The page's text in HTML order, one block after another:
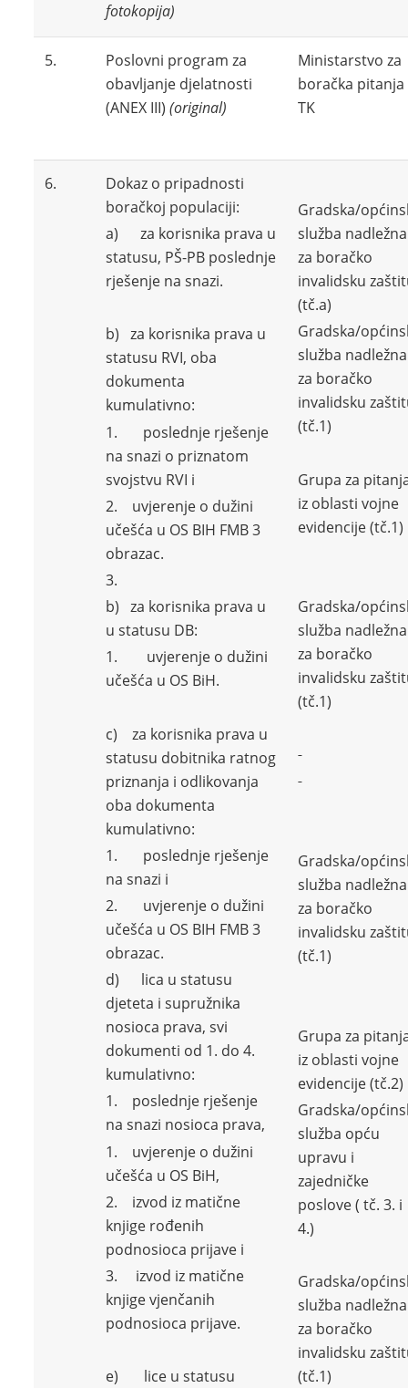
fotokopija)
5.
Poslovni program za
obavljanje djelatnosti
(ANEX III)(original)
Ministarstvo za
boračka pitanja
TK
6.
Dokaz o pripadnosti
boračkoj populaciji:
a) za korisnika prava u
statusu, PŠ-PB poslednje
rješenje na snazi.
b) za korisnika prava u
statusu RVI, oba
dokumenta
kumulativno:
1. poslednje rješenje
na snazi o priznatom
svojstvu RVI i
2. uvjerenje o dužini
učešća u OS BIH FMB 3
obrazac.
3.
b) za korisnika prava u
u statusu DB:
1. uvjerenje o dužini
učešća u OS BiH.
c) za korisnika prava u
statusu dobitnika ratnog
priznanja i odlikovanja
oba dokumenta
kumulativno:
1. poslednje rješenje
na snazi i
2. uvjerenje o dužini
učešća u OS BIH FMB 3
obrazac.
d) lica u statusu
djeteta i supružnika
nosioca prava, svi
dokumenti od 1. do 4.
kumulativno:
1. poslednje rješenje
na snazi nosioca prava,
1. uvjerenje o dužini
učešća u OS BiH,
2. izvod iz matične
knjige rođenih
podnosioca prijave i
3. izvod iz matične
knjige vjenčanih
podnosioca prijave.
e) lice u statusu
Gradska/
služba nadležna
za boračko
invalidsku
(tč.a)
Gradska/
služba nadležna
za boračko
invalidsku
(tč.1)
Grupa za
iz oblasti vojne
evidencije (tč.1)
Gradska/
služba nadležna
za boračko
invalidsku
(tč.1)
Gradska/
služba nadležna
za boračko
invalidsku
(tč.1)
Grupa za
iz oblasti vojne
evidencije (tč.2)
Gradska/
služba opću
upravu i
zajedničke
poslove ( tč. 3. i
4.)
Gradska/
služba nadležna
za boračko
invalidsku
(tč.1)